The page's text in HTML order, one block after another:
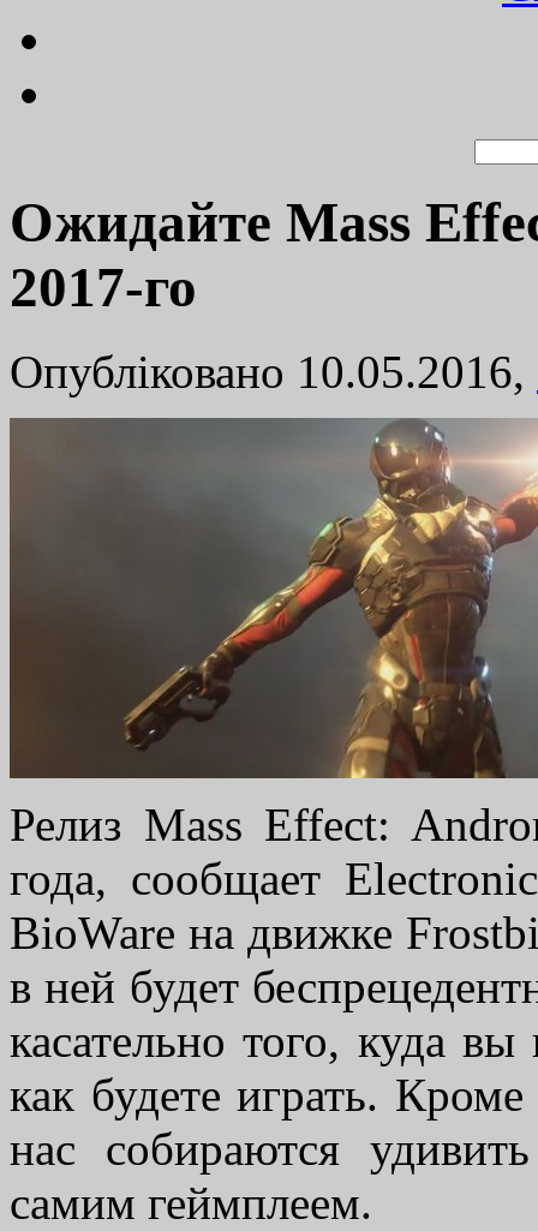
Ожидайте Mass
2017-го
Опубліковано 10.05.2016,
Релиз Mass Effect:
года, сообщает
BioWare на движке
в ней будет
касательно того, куда
как будете играть.
нас собираются
самим геймплеем.